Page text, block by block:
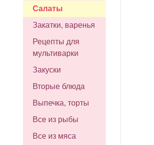
Салаты
Закатки, варенья
Рецепты для
мультиварки
Закуски
Вторые блюда
Выпечка, торты
Все из рыбы
Все из мяса